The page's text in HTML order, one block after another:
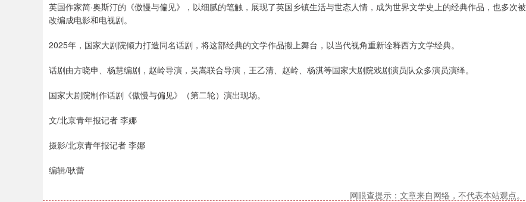
英国作家简·奥斯汀的《傲慢与偏见》，以细腻的笔触，展现了英国乡镇生活与世态人情，成为世界文学史上的经典作品，也多次被
改编成电影和电视剧。
2025年，国家大剧院倾力打造同名话剧，将这部经典的文学作品搬上舞台，以当代视角重新诠释西方文学经典。
话剧由方晓申、杨慧编剧，赵岭导演，吴嵩联合导演，王乙清、赵岭、杨淇等国家大剧院戏剧演员队众多演员演绎。
国家大剧院制作话剧《傲慢与偏见》（第二轮）演出现场。
文/北京青年报记者 李娜
摄影/北京青年报记者 李娜
编辑/耿蕾
网眼查提示：文章来自网络，不代表本站观点。